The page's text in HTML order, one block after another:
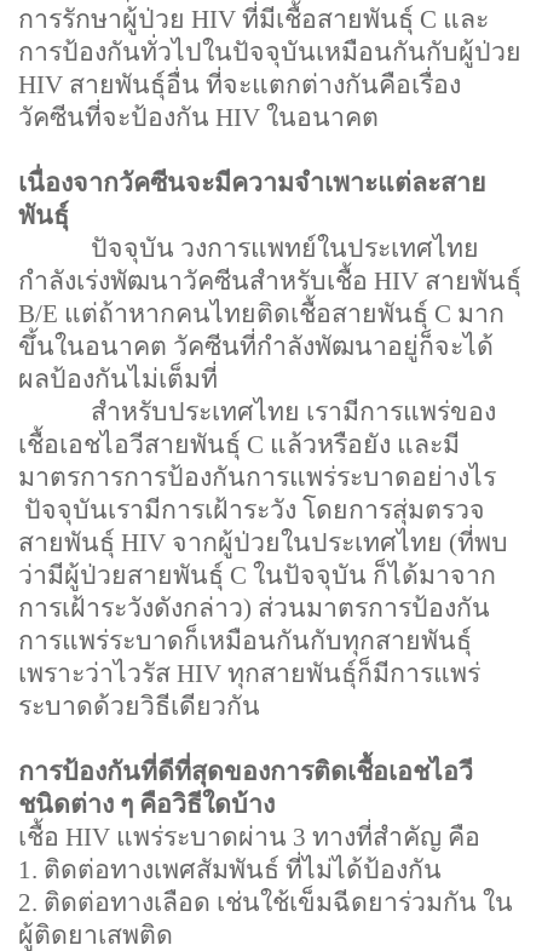
การรักษาผู้ป่วย HIV ที่มีเชื้อสายพันธุ์ C และ
การป้องกันทั่วไปในปัจจุบันเหมือนกันกับผู้ป่วย
HIV สายพันธุ์อื่น ที่จะแตกต่างกันคือเรื่อง
วัคซีนที่จะป้องกัน HIV ในอนาคต
เนื่องจากวัคซีนจะมีความจำเพาะแต่ละสาย
พันธุ์
ปัจจุบัน วงการแพทย์ในประเทศไทย
กำลังเร่งพัฒนาวัคซีนสำหรับเชื้อ HIV สายพันธุ์
B/E แต่ถ้าหากคนไทยติดเชื้อสายพันธุ์ C มาก
ขึ้นในอนาคต วัคซีนที่กำลังพัฒนาอยู่ก็จะได้
ผลป้องกันไม่เต็มที่
สำหรับประเทศไทย เรามีการแพร่ของ
เชื้อเอชไอวีสายพันธุ์ C แล้วหรือยัง และมี
มาตรการการป้องกันการแพร่ระบาดอย่างไร
ปัจจุบันเรามีการเฝ้าระวัง โดยการสุ่มตรวจ
สายพันธุ์ HIV จากผู้ป่วยในประเทศไทย (ที่พบ
ว่ามีผู้ป่วยสายพันธุ์ C ในปัจจุบัน ก็ได้มาจาก
การเฝ้าระวังดังกล่าว) ส่วนมาตรการป้องกัน
การแพร่ระบาดก็เหมือนกันกับทุกสายพันธุ์
เพราะว่าไวรัส HIV ทุกสายพันธุ์ก็มีการแพร่
ระบาดด้วยวิธีเดียวกัน
การป้องกันที่ดีที่สุดของการติดเชื้อเอชไอวี
ชนิดต่าง ๆ คือวิธีใดบ้าง
เชื้อ HIV แพร่ระบาดผ่าน 3 ทางที่สำคัญ คือ
1. ติดต่อทางเพศสัมพันธ์ ที่ไม่ได้ป้องกัน
2. ติดต่อทางเลือด เช่นใช้เข็มฉีดยาร่วมกัน ใน
ผู้ติดยาเสพติด